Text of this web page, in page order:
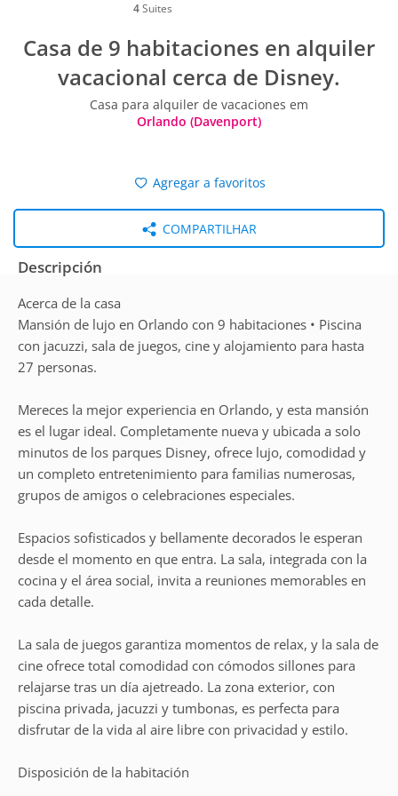
4 Suites
Casa de 9 habitaciones en alquiler
vacacional cerca de Disney.
Casa para alquiler de vacaciones em
Orlando (Davenport)
Agregar a favoritos
COMPARTILHAR
Descripción
Acerca de la casa
Mansión de lujo en Orlando con 9 habitaciones • Piscina
con jacuzzi, sala de juegos, cine y alojamiento para hasta
27 personas.
Mereces la mejor experiencia en Orlando, y esta mansión
es el lugar ideal. Completamente nueva y ubicada a solo
minutos de los parques Disney, ofrece lujo, comodidad y
un completo entretenimiento para familias numerosas,
grupos de amigos o celebraciones especiales.
Espacios sofisticados y bellamente decorados le esperan
desde el momento en que entra. La sala, integrada con la
cocina y el área social, invita a reuniones memorables en
cada detalle.
La sala de juegos garantiza momentos de relax, y la sala de
cine ofrece total comodidad con cómodos sillones para
relajarse tras un día ajetreado. La zona exterior, con
piscina privada, jacuzzi y tumbonas, es perfecta para
disfrutar de la vida al aire libre con privacidad y estilo.
Disposición de la habitación